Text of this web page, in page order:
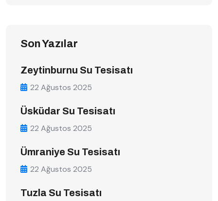
Son Yazılar
Zeytinburnu Su Tesisatı
22 Ağustos 2025
Üsküdar Su Tesisatı
22 Ağustos 2025
Ümraniye Su Tesisatı
22 Ağustos 2025
Tuzla Su Tesisatı